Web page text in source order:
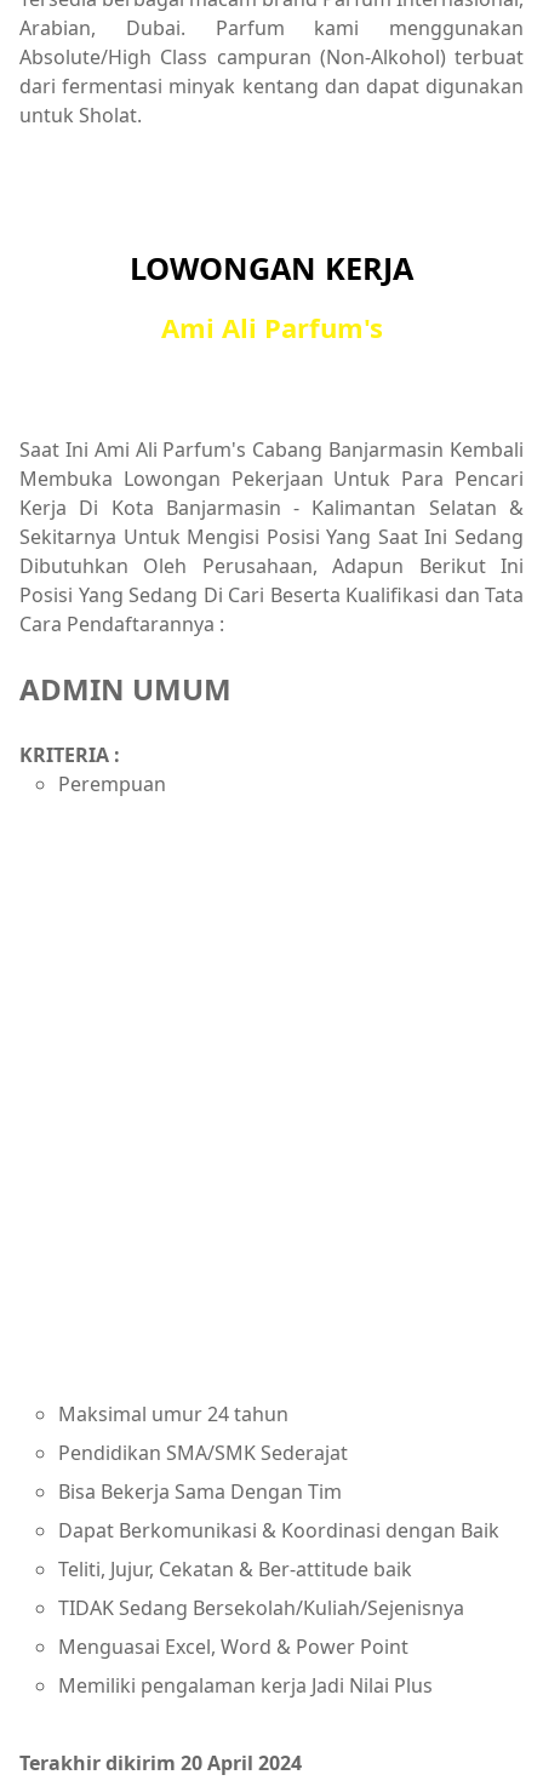
Arabian, Dubai. Parfum kami menggunakan
Absolute/High Class campuran (Non-Alkohol) terbuat
dari fermentasi minyak kentang dan dapat digunakan
untuk Sholat.
LOWONGAN KERJA
Ami Ali Parfum's
Saat Ini Ami Ali Parfum's Cabang Banjarmasin Kembali
Membuka Lowongan Pekerjaan Untuk Para Pencari
Kerja Di Kota Banjarmasin - Kalimantan Selatan &
Sekitarnya Untuk Mengisi Posisi Yang Saat Ini Sedang
Dibutuhkan Oleh Perusahaan, Adapun Berikut Ini
Posisi Yang Sedang Di Cari Beserta Kualifikasi dan Tata
Cara Pendaftarannya :
ADMIN UMUM
KRITERIA :
Perempuan
Maksimal umur 24 tahun
Pendidikan SMA/SMK Sederajat
Bisa Bekerja Sama Dengan Tim
Dapat Berkomunikasi & Koordinasi dengan Baik
Teliti, Jujur, Cekatan & Ber-attitude baik
TIDAK Sedang Bersekolah/Kuliah/Sejenisnya
Menguasai Excel, Word & Power Point
Memiliki pengalaman kerja Jadi Nilai Plus
Terakhir dikirim 20 April 2024